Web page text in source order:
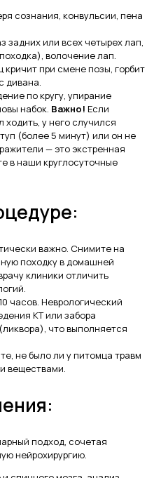
сознания, конвульсии, пена
задних или всех четырех лап,
волочение лап.
кричит при смене позы, горбит
дивана.
по кругу, упирание
набок. Важно! Если
у него случился
(более 5 минут) или он не
— это экстренная
в наши круглосуточные
важно. Снимите на
походку в домашней
клиники отличить
часов. Неврологический
КТ или забора
что выполняется
не было ли у питомца травм
веществами.
подход, сочетая
нейрохирургию.